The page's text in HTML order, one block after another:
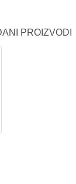
PROIZVODI